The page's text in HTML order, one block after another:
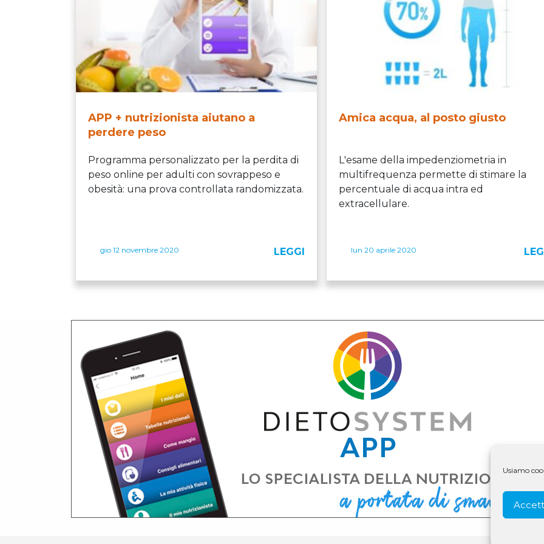
Usiamo
APP + nutrizionista aiutano a
perdere peso
Programma personalizzato per la perdita di
peso online per adulti con sovrappeso e
obesità: una prova controllata randomizzata.
gio 12 novembre 2020 LEGGI
Amica acqua, al posto giusto
L'esame della impedenziometria in
multifrequenza permette di stimare la
percentuale di acqua intra ed
extracellulare.
lun 20 aprile 2020